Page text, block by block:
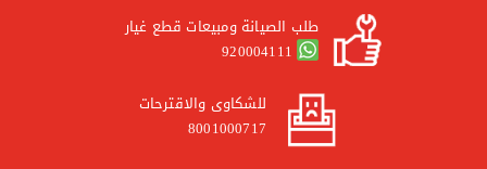
طلب الصيانة ومبيعات قطع غيار
920004111
للشكاوى والاقترحات
8001000717